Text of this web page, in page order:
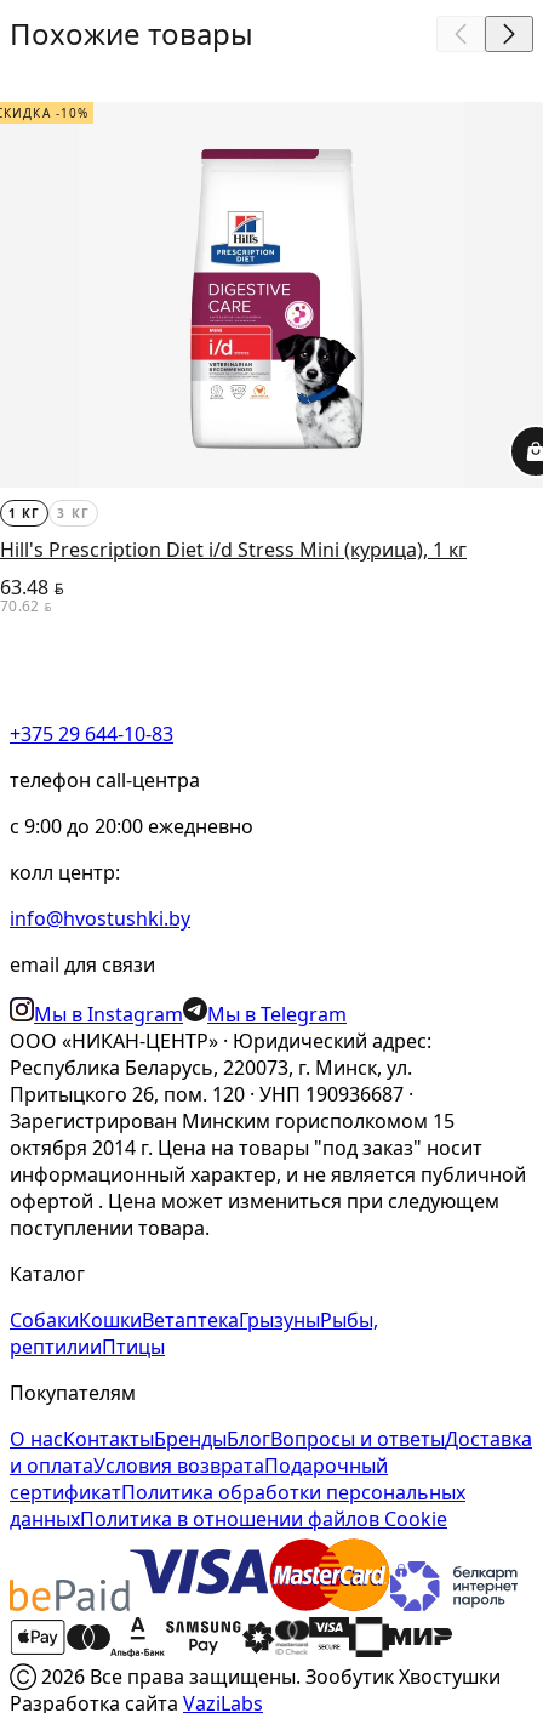
Похожие товары
-10%
1 КГ 3 КГ
Hill's Prescription Diet i/d Stress Mini (курица), 1 кг
63.48 BYN
70.62 BYN
+375 29 644-10-83
телефон call-центра
c 9:00 до 20:00 ежедневно
колл центр:
info@hvostushki.by
email для связи
Мы в Instagram
Мы в Telegram
ООО «НИКАН-ЦЕНТР» · Юридический адрес:
Республика Беларусь, 220073, г. Минск, ул.
Притыцкого 26, пом. 120 · УНП 190936687 ·
Зарегистрирован Минским горисполкомом 15
октября 2014 г. Цена на товары "под заказ" носит
информационный характер, и не является публичной
офертой . Цена может измениться при следующем
поступлении товара.
Каталог
СобакиКошкиВетаптекаГрызуныРыбы,
рептилииПтицы
Покупателям
О насКонтактыБрендыБлогВопросы и ответыДоставка
и оплатаУсловия возвратаПодарочный
сертификатПолитика обработки персональных
данныхПолитика в отношении файлов Cookie
Ⓒ 2026 Все права защищены. Зообутик Хвостушки
Разработка сайта VaziLabs